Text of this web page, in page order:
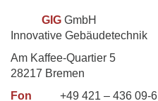
GIG GmbH
Innovative Gebäudetechnik
Am Kaffee-Quartier 5
28217 Bremen
Fon
+49 421 – 436 09-6